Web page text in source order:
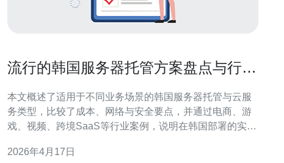
流行的韩国服务器托管方案盘点与行业
本文概述了适用于不同业务场景的韩国服务器托管与云服
务类型，比较了成本、网络与安全要点，并通过电商、游
戏、视频、跨境SaaS等行业案例，说明在韩国部署的实际
务器托管的主要方案有哪些？ 主流方案一般分为独立物理
2026年4月17日